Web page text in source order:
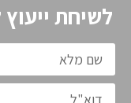
לשיחת